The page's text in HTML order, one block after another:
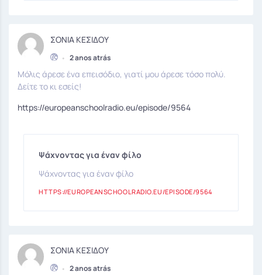
ΣΟΝΙΑ ΚΕΣΙΔΟΥ
• 2 anos atrás
Μόλις άρεσε ένα επεισόδιο, γιατί μου άρεσε τόσο πολύ.
Δείτε το κι εσείς!
https://europeanschoolradio.eu/episode/9564
Ψάχνοντας για έναν φίλο
Ψάχνοντας για έναν φίλο
HTTPS://EUROPEANSCHOOLRADIO.EU/EPISODE/9564
ΣΟΝΙΑ ΚΕΣΙΔΟΥ
• 2 anos atrás